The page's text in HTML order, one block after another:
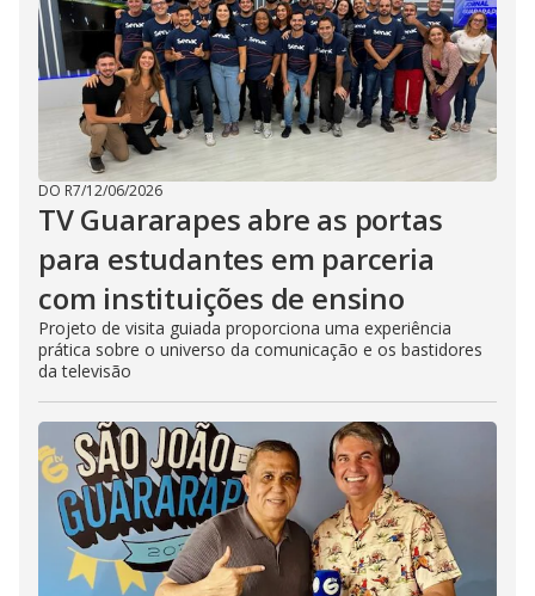
DO R7/12/06/2026
TV Guararapes abre as portas
para estudantes em parceria
com instituições de ensino
Projeto de visita guiada proporciona uma experiência
prática sobre o universo da comunicação e os bastidores
da televisão